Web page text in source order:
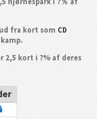
fra kort som CD
2,5 kort i ?% af deres